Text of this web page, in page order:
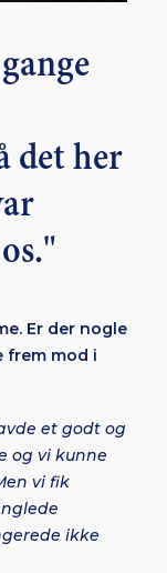
det her
Er der nogle
frem mod i
et godt og
og vi kunne
vi fik
ikke